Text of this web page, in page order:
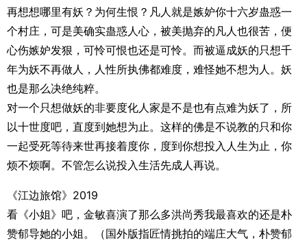
再想想哪里有妖？为何生恨？凡人就是嫉妒你十六岁蛊惑一
个村庄，可是美确实蛊惑人心，被美抛弃的凡人也很苦，便
心伤嫉妒发狠，可怜可恨也还是可怜。而被逼成妖的只想千
年为妖不再做人，人性所执佛都难度，难怪她不想为人。妖
也是那么决绝纯粹。
对一个只想做妖的非要度化人家是不是也有点难为妖了，所
以十世度吧，直度到她想为止。这样的佛是不说教的只和你
一起受死等待来世再接着度你，度到你想投入人生为止，你
烦不烦啊。不管怎么说投入生活先成人再说。
《江边旅馆》2019
看《小姐》吧，金敏喜演了那么多洪尚秀我最喜欢的还是朴
赞郁导她的小姐。（国外版指匠情挑拍的端庄大气，朴赞郁